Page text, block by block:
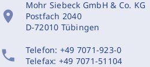
location_on
Mohr Siebeck GmbH & Co. KG
Postfach 2040
D-72010 Tübingen
phone Telefon: +49 7071-923-0
Telefax: +49 7071-51104